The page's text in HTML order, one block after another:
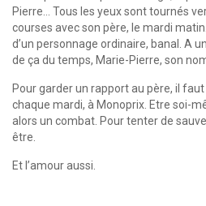
Pierre… Tous les yeux sont tournés
courses avec son père, le mardi
d’un personnage ordinaire, banal. A
de ça du temps, Marie-Pierre, son
Pour garder un rapport au père, il
chaque mardi, à Monoprix. Etre soi-
alors un combat. Pour tenter de
être.
Et l’amour aussi.